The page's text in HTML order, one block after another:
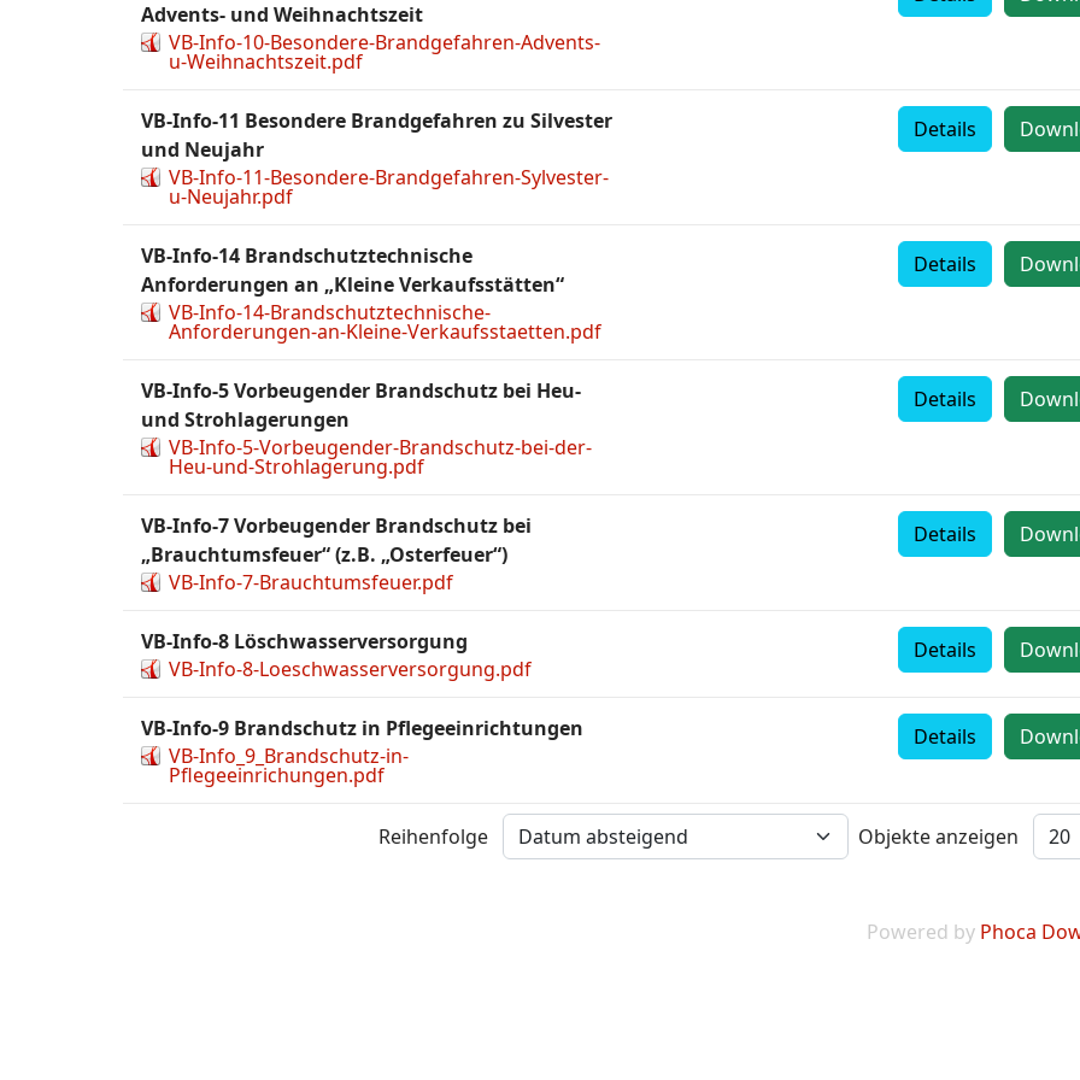
Advents- und Weihnachtszeit
VB-Info-10-Besondere-Brandgefahren-Advents-
u-Weihnachtszeit.pdf
VB-Info-11 Besondere Brandgefahren zu Silvester
und Neujahr
VB-Info-11-Besondere-Brandgefahren-Sylvester-
u-Neujahr.pdf
Details
VB-Info-14 Brandschutztechnische
Anforderungen an „Kleine Verkaufsstätten“
VB-Info-14-Brandschutztechnische-
Anforderungen-an-Kleine-Verkaufsstaetten.pdf
Details
VB-Info-5 Vorbeugender Brandschutz bei Heu-
und Strohlagerungen
VB-Info-5-Vorbeugender-Brandschutz-bei-der-
Heu-und-Strohlagerung.pdf
Details
VB-Info-7 Vorbeugender Brandschutz bei
„Brauchtumsfeuer“ (z.B. „Osterfeuer“)
VB-Info-7-Brauchtumsfeuer.pdf
Details
VB-Info-8 Löschwasserversorgung
VB-Info-8-Loeschwasserversorgung.pdf
Details
VB-Info-9 Brandschutz in Pflegeeinrichtungen
VB-Info_9_Brandschutz-in-
Pflegeeinrichungen.pdf
Details
Reihenfolge Objekte anzeigen
Powered by Phoca